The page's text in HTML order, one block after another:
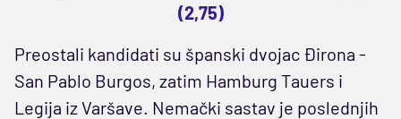
(2,75)
Preostali kandidati su španski dvojac Đirona -
San Pablo Burgos, zatim Hamburg Tauers i
Legija iz Varšave. Nemački sastav je poslednjih